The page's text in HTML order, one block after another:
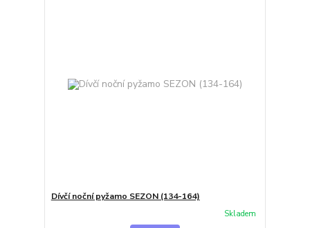
Dívčí noční pyžamo SEZON (134-164)
Skladem